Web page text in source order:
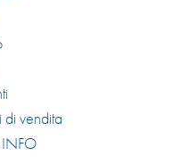
vendita